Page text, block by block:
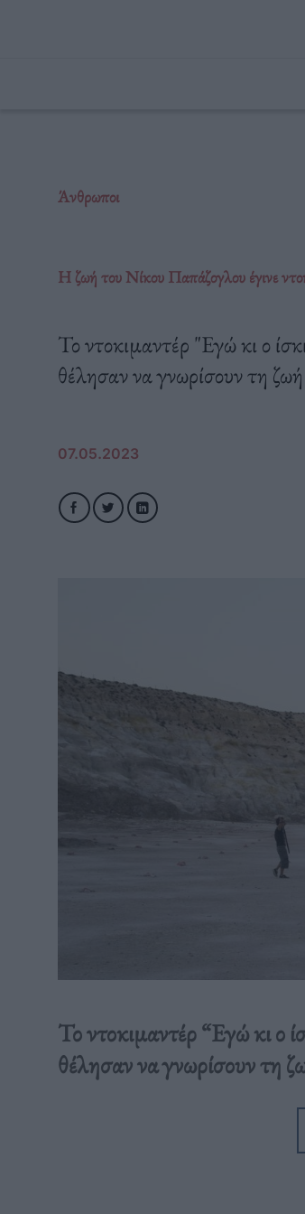
Άνθρωποι
Η ζωή του Νίκου Παπάζογλου έγινε
Το ντοκιμαντέρ "Εγώ κι ο
θέλησαν να γνωρίσουν τη
07.05.2023
Το ντοκιμαντέρ “Εγώ κι ο
θέλησαν να γνωρίσουν τη